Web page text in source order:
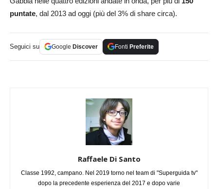
puntate, dal 2013 ad oggi (più del 3% di share circa).
Seguici su Google Discover Fonti Preferite
Raffaele Di Santo
Classe 1992, campano. Nel 2019 torno nel team di "Superguida tv"
dopo la precedente esperienza del 2017 e dopo varie